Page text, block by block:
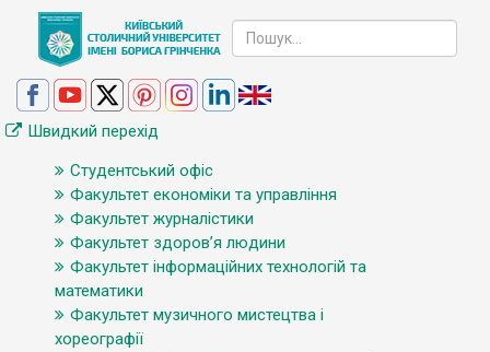
Швидкий перехід
Студентський офіс
Факультет економіки та управління
Факультет журналістики
Факультет здоров’я людини
Факультет інформаційних технологій та
математики
Факультет музичного мистецтва і
хореографії